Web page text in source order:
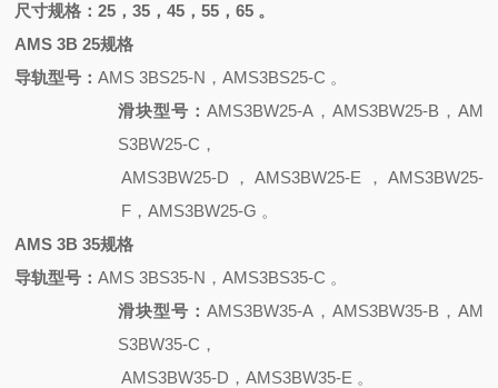
尺寸规格：25，35，45，55，65 。
AMS 3B 25规格
导轨型号：AMS 3BS25-N，AMS3BS25-C 。
滑块型号： AMS3BW25-A，AMS3BW25-B，AM
S3BW25-C，
AMS3BW25-D，AMS3BW25-E，AMS3BW25-
F，AMS3BW25-G 。
AMS 3B 35规格
导轨型号：AMS 3BS35-N，AMS3BS35-C 。
滑块型号： AMS3BW35-A，AMS3BW35-B，AM
S3BW35-C，
AMS3BW35-D，AMS3BW35-E 。